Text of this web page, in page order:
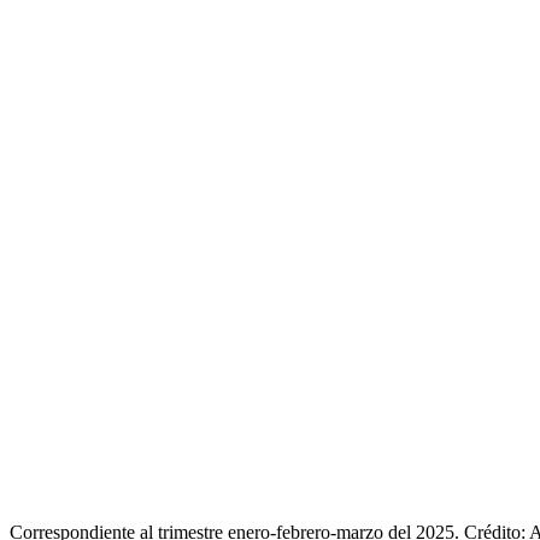
Correspondiente al trimestre enero-febrero-marzo del 2025. Crédito: